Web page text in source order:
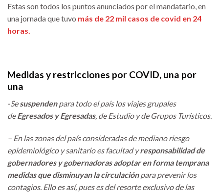
Estas son todos los puntos anunciados por el mandatario, en
una jornada que tuvo más de 22 mil casos de covid en 24
horas.
Medidas y restricciones por COVID, una por
una​
-Sesuspendenpara todo el país los viajes grupales
deEgresados y Egresadas, de Estudio y de Grupos Turísticos.
– En las zonas del país consideradas de mediano riesgo
epidemiológico y sanitario es facultad yresponsabilidad de
gobernadores y gobernadoras adoptar en forma temprana
medidas que disminuyan la circulaciónpara prevenir los
contagios. Ello es así, pues es del resorte exclusivo de las